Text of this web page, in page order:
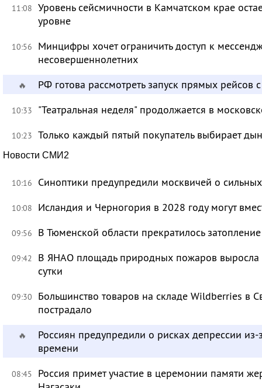
11:08 Уровень сейсмичности в Камчатском крае
уровне
10:56
Минцифры хочет ограничить доступ к
несовершеннолетних
🔥 РФ готова рассмотреть запуск прямых рейсов
10:33 "Театральная неделя" продолжается в
10:23 Только каждый пятый покупатель выбирает
Новости СМИ2
10:16 Синоптики предупредили москвичей о
10:08 Исландия и Черногория в 2028 году могут
09:56 В Тюменской области прекратилось
09:42
В ЯНАО площадь природных пожаров выросла
сутки
09:30
Большинство товаров на складе Wildberries в
пострадало
🔥
Россиян предупредили о рисках депрессии из-
времени
08:45
Россия примет участие в церемонии памяти